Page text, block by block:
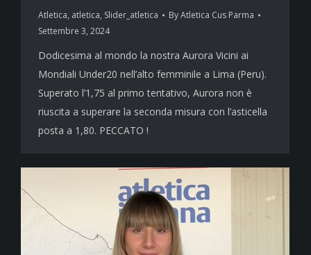
Atletica, atletica, Slider_atletica ByAtletica Cus Parma
Settembre 3, 2024
Dodicesima al mondo la nostra Aurora Vicini ai
Mondiali Under20 nell’alto femminile a Lima (Peru).
Superato l’1,75 al primo tentativo, Aurora non è
riuscita a superare la seconda misura con l’asticella
posta a 1,80. PECCATO !